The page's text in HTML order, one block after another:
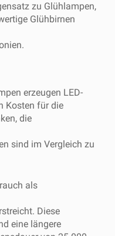
zu Glühlampen,
Glühbirnen
erzeugen LED-
Kosten für die
die
sind im Vergleich zu
als
Diese
eine längere